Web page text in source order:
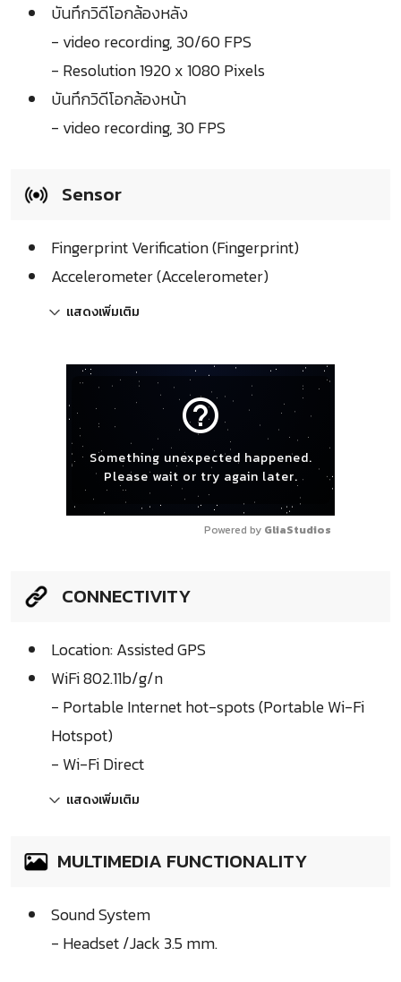
บันทึกวิดีโอกล้องหลัง
- video recording, 30/60 FPS
- Resolution 1920 x 1080 Pixels
บันทึกวิดีโอกล้องหน้า
- video recording, 30 FPS
Sensor
Fingerprint Verification (Fingerprint)
Accelerometer (Accelerometer)
แสดงเพิ่มเติม
help_outline
Something unexpected happened.
Please wait or try again later.
Powered by GliaStudios
CONNECTIVITY
Location: Assisted GPS
WiFi 802.11b/g/n
- Portable Internet hot-spots (Portable Wi-Fi
Hotspot)
- Wi-Fi Direct
แสดงเพิ่มเติม
MULTIMEDIA FUNCTIONALITY
Sound System
- Headset /Jack 3.5 mm.